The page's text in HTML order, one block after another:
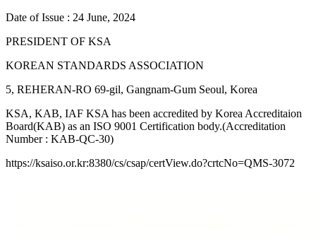
Date of Issue : 24 June, 2024
PRESIDENT OF KSA
KOREAN STANDARDS ASSOCIATION
5, REHERAN-RO 69-gil, Gangnam-Gum Seoul, Korea
KSA, KAB, IAF KSA has been accredited by Korea Accreditaion
Board(KAB) as an ISO 9001 Certification body.(Accreditation
Number : KAB-QC-30)
https://ksaiso.or.kr:8380/cs/csap/certView.do?crtcNo=QMS-3072